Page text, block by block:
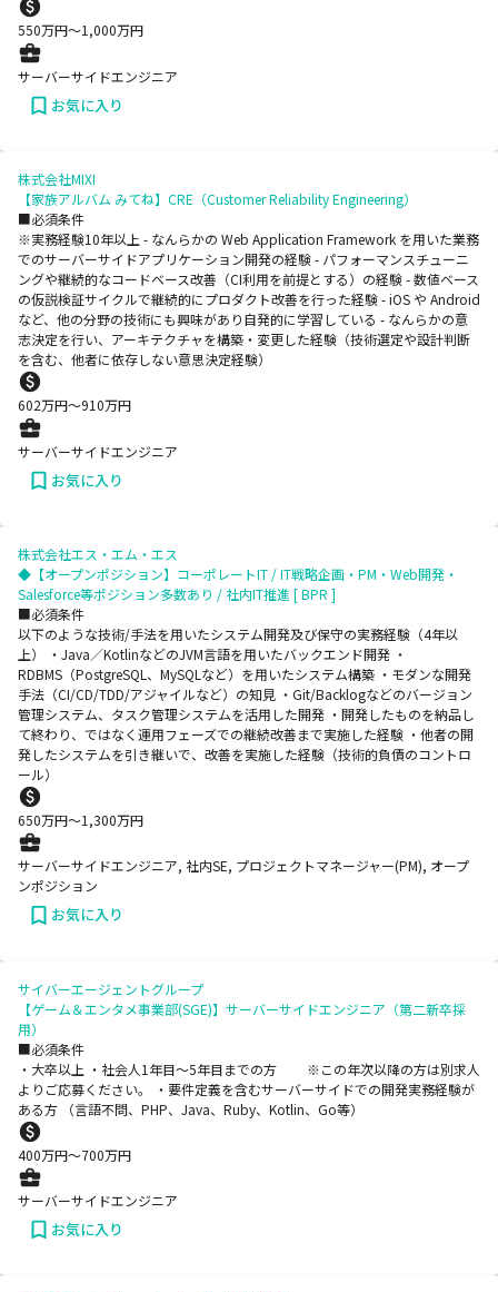
550万円〜1,000万円
サーバーサイドエンジニア
お気に入り
株式会社MIXI
【家族アルバム みてね】CRE（Customer Reliability Engineering）
■必須条件
※実務経験10年以上 - なんらかの Web Application Framework を用いた業務
でのサーバーサイドアプリケーション開発の経験 - パフォーマンスチューニ
ングや継続的なコードベース改善（CI利用を前提とする）の経験 - 数値ベース
の仮説検証サイクルで継続的にプロダクト改善を行った経験 - iOS や Android
など、他の分野の技術にも興味があり自発的に学習している - なんらかの意
志決定を行い、アーキテクチャを構築・変更した経験（技術選定や設計判断
を含む、他者に依存しない意思決定経験）
602万円〜910万円
サーバーサイドエンジニア
お気に入り
株式会社エス・エム・エス
◆【オープンポジション】コーポレートIT / IT戦略企画・PM・Web開発・
Salesforce等ポジション多数あり / 社内IT推進 [ BPR ]
■必須条件
以下のような技術/手法を用いたシステム開発及び保守の実務経験（4年以
上） ・Java／KotlinなどのJVM言語を用いたバックエンド開発 ・
RDBMS（PostgreSQL、MySQLなど）を用いたシステム構築 ・モダンな開発
手法（CI/CD/TDD/アジャイルなど）の知見 ・Git/Backlogなどのバージョン
管理システム、タスク管理システムを活用した開発 ・開発したものを納品し
て終わり、ではなく運用フェーズでの継続改善まで実施した経験 ・他者の開
発したシステムを引き継いで、改善を実施した経験（技術的負債のコントロ
ール）
650万円〜1,300万円
サーバーサイドエンジニア, 社内SE, プロジェクトマネージャー(PM), オープ
ンポジション
お気に入り
サイバーエージェントグループ
【ゲーム＆エンタメ事業部(SGE)】サーバーサイドエンジニア（第二新卒採
用）
■必須条件
・大卒以上 ・社会人1年目～5年目までの方 ※この年次以降の方は別求人
よりご応募ください。 ・要件定義を含むサーバーサイドでの開発実務経験が
ある方 （言語不問、PHP、Java、Ruby、Kotlin、Go等）
400万円〜700万円
サーバーサイドエンジニア
お気に入り